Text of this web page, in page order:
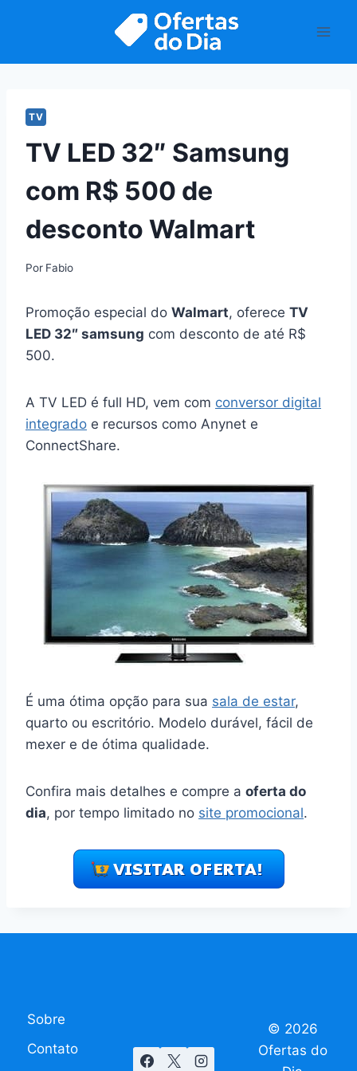
TV
TV LED 32″ Samsung
com R$ 500 de
desconto Walmart
Por Fabio
Promoção especial do Walmart, oferece TV
LED 32″ samsung com desconto de até R$
500.
A TV LED é full HD, vem com conversor digital
integrado e recursos como Anynet e
ConnectShare.
É uma ótima opção para sua sala de estar,
quarto ou escritório. Modelo durável, fácil de
mexer e de ótima qualidade.
Confira mais detalhes e compre a oferta do
dia, por tempo limitado no site promocional.
Sobre
Contato
© 2026
Ofertas do